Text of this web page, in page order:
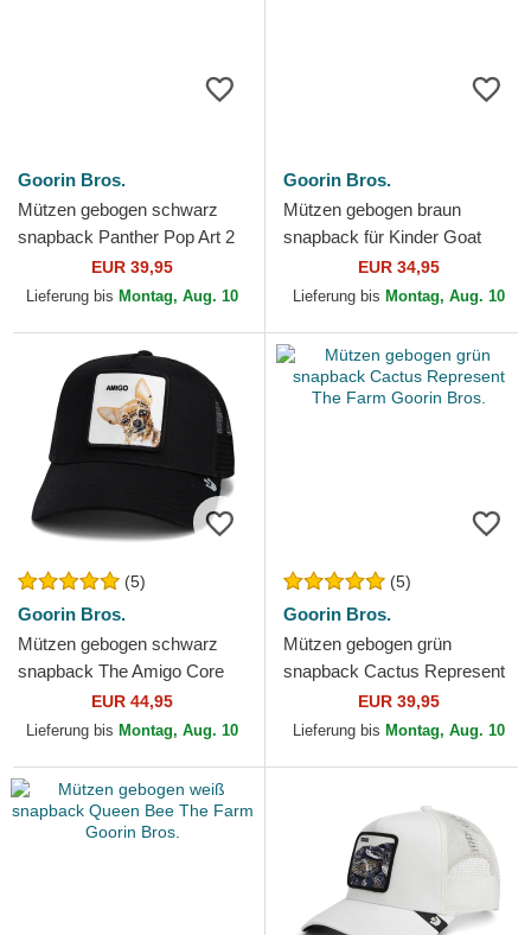
Goorin Bros.
Mützen gebogen schwarz
snapback Panther Pop Art 2
The Farm Goorin Bros.
EUR 39,95
Lieferung bis Montag, Aug. 10
Goorin Bros.
Mützen gebogen braun
snapback für Kinder Goat
Mini The Farm Goorin Bros.
EUR 34,95
Lieferung bis Montag, Aug. 10
(5)
Goorin Bros.
Mützen gebogen schwarz
snapback The Amigo Core
Combo The Farm Goorin
Bros.
EUR 44,95
Lieferung bis Montag, Aug. 10
(5)
Goorin Bros.
Mützen gebogen grün
snapback Cactus Represent
The Farm Goorin Bros.
EUR 39,95
Lieferung bis Montag, Aug. 10